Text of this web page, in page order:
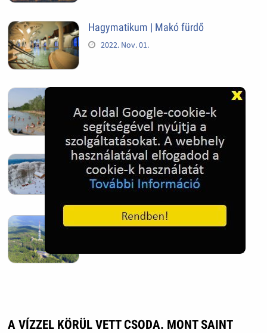
Hagymatikum | Makó fürdő
2022. Nov. 01.
2022. Nov. 01.
Hóban gyakran gazdag télen a
Kékestető
2022. Nov. 01.
Kékestető település
A VÍZZEL KÖRÜL VETT CSODA. MONT SAINT